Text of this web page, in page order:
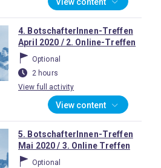
4. BotschafterInnen-Treffen
April 2020 / 2. Online-Treffen
Optional
2 hours
View full activity
View content
5. BotschafterInnen-Treffen
Mai 2020 / 3. Online Treffen
Optional